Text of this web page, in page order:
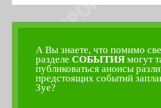
А Вы знаете, что помимо
разделе СОБЫТИЯ могут
публиковаться анонсы
предстоящих событий
Зуе?